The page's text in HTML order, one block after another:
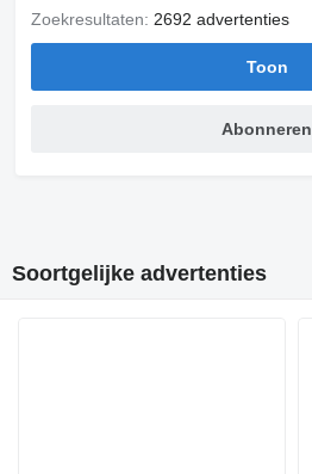
Zoekresultaten: 2692 advertenties
Toon
Abonneren
Soortgelijke advertenties